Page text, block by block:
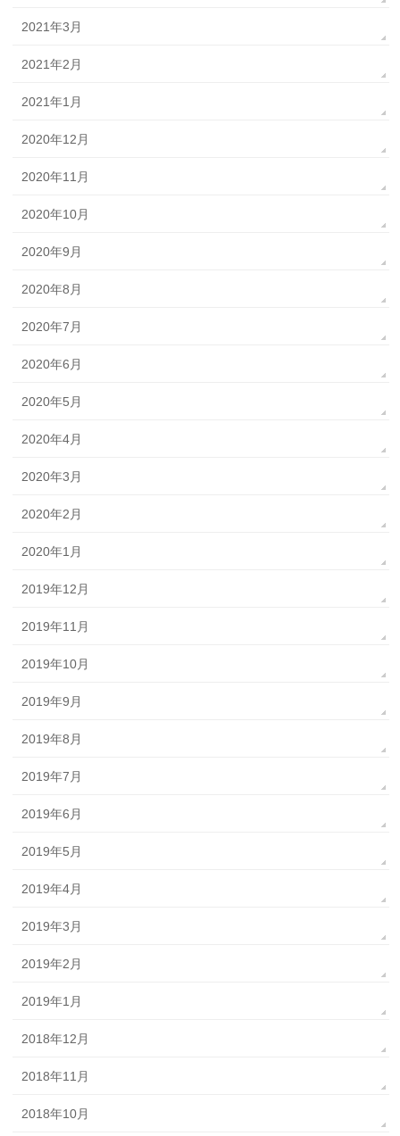
2021年3月
2021年2月
2021年1月
2020年12月
2020年11月
2020年10月
2020年9月
2020年8月
2020年7月
2020年6月
2020年5月
2020年4月
2020年3月
2020年2月
2020年1月
2019年12月
2019年11月
2019年10月
2019年9月
2019年8月
2019年7月
2019年6月
2019年5月
2019年4月
2019年3月
2019年2月
2019年1月
2018年12月
2018年11月
2018年10月